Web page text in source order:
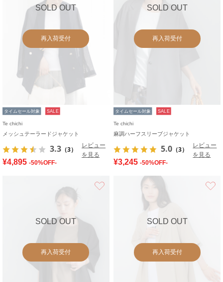
SOLD OUT
再入荷受付
タイムセール対象 SALE
Te chichi
メッシュテーラードジャケット
3.3 （3）
レビュー
を見る
¥4,895 -50%OFF-
SOLD OUT
再入荷受付
タイムセール対象 SALE
Te chichi
麻調ハーフスリーブジャケット
5.0 （3）
レビュー
を見る
¥3,245 -50%OFF-
SOLD OUT
再入荷受付
SOLD OUT
再入荷受付